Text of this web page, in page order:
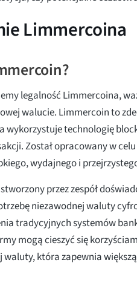
Limmercoina
legalność Limmercoina,
walucie. Limmercoin to
technologię
Został opracowany w
wydajnego i
przez zespół
niezawodnej waluty
tradycyjnych systemów
mogą cieszyć się
która zapewnia